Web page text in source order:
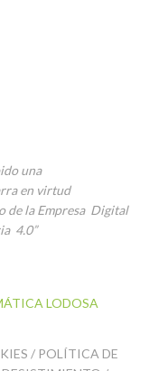
una
en virtud
de la Empresa Digital
4.0”
LODOSA
/ POLÍTICA DE